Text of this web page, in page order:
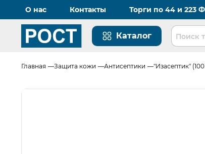
О нас Контакты Торги по 44 и 223
Каталог
Главная Защита кожи Антисептики "Изасептик"